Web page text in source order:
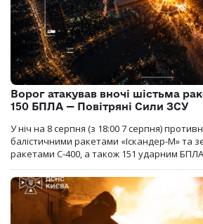
Ворог атакував вночі шістьма
150 БПЛА — Повітряні Сили ЗСУ
У ніч на 8 серпня (з 18:00 7 серпня)
балістичними ракетами «Іскандер-М» та
ракетами С-400, а також 151 ударним